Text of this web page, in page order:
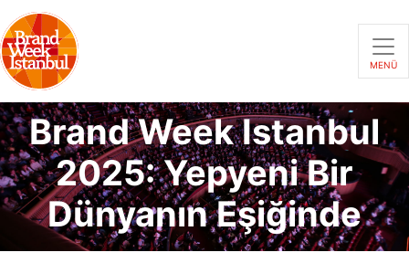
MENÜ
Brand Week Istanbul
2025: Yepyeni Bir
Dünyanın Eşiğinde